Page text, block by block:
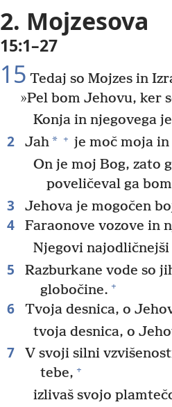
knjigi
2. Mojzesova
15:1–27
15 Tedaj so Mojzes in
»Pel bom Jehovu, ker
Konja in njegovega
2 Jah* + je moč moja
On je moj Bog, zato
poveličeval ga
3 Jehova je mogočen
4 Faraonove vozove in
Njegovi
5 Razburkane vode so
globočine. +
6 Tvoja desnica, o
tvoja desnica, o
7
V svoji silni
tebe, +
izlivaš svojo